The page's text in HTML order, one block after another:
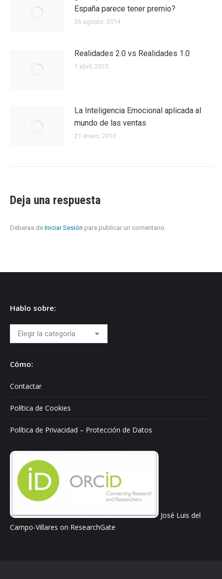
España parece tener premio?
26 agosto, 2014
Realidades 2.0 vs Realidades 1.0
1 abril, 2013
La Inteligencia Emocional aplicada al
mundo de las ventas
21 enero, 2013
Deja una respuesta
Deberas de Iniciar Sesión para publicar un comentario.
Hablo sobre:
Hablo
sobre:
Cómo:
Contactar
Política de Cookies
Política de Privacidad – Protección de Datos
José Luis del
Campo-Villares on ResearchGate